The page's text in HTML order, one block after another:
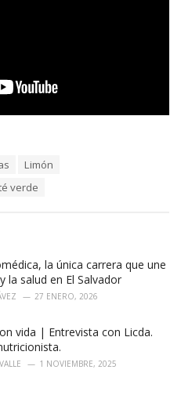
Limón
verde
la única carrera que une
la salud en El Salvador
27 ENERO, 2026
vida | Entrevista con Licda.
1 NOVIEMBRE, 2025